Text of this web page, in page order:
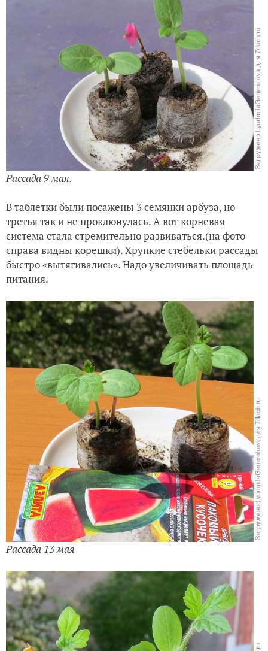
Рассада 9 мая.
В таблетки были посажены 3 семянки арбуза, но
третья так и не проклюнулась. А вот корневая
система стала стремительно развиваться.(на фото
справа видны корешки). Хрупкие стебельки рассады
быстро «вытягивались». Надо увеличивать площадь
питания.
Рассада 13 мая